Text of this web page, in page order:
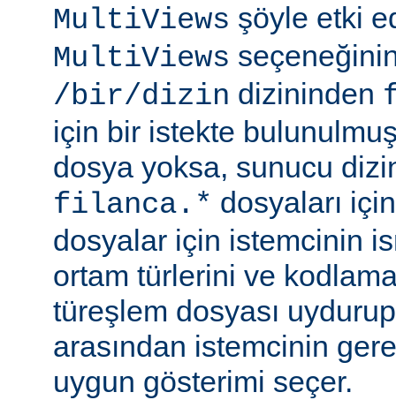
MultiViews şöyle etki
MultiViews
/bir/dizin dizininden
için bir istekte
dosya yoksa, sunucu
filanca.* dosyaları
dosyalar için istemcinin
ortam türlerini ve
türeşlem dosyası
arasından istemcinin
uygun gösterimi seçer.